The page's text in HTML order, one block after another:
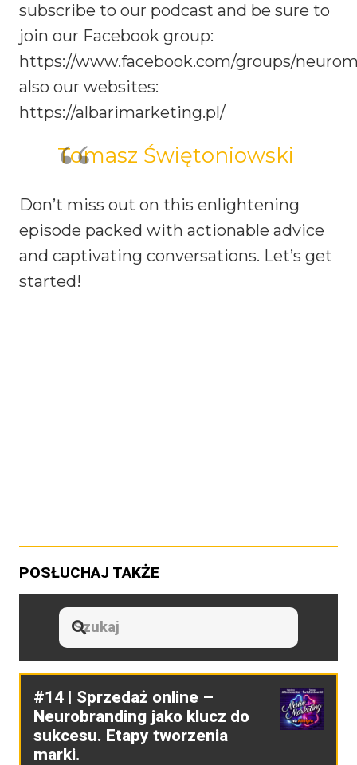
subscribe to our podcast and be sure to
join our Facebook group:
https://www.facebook.com/groups/
also our websites:
https://albarimarketing.pl/
Tomasz Świętoniowski
Don’t miss out on this enlightening
episode packed with actionable advice
and captivating conversations. Let’s get
started!
POSŁUCHAJ TAKŻE
#14 | Sprzedaż online –
Neurobranding jako klucz do
sukcesu. Etapy tworzenia
marki.